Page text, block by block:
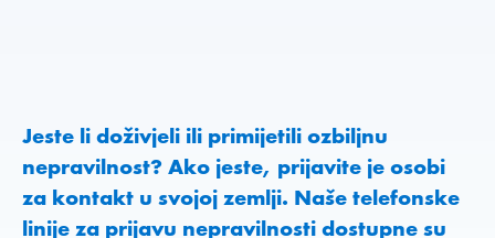
Jeste li doživjeli ili primijetili ozbiljnu
nepravilnost? Ako jeste, prijavite je osobi
za kontakt u svojoj zemlji. Naše telefonske
linije za prijavu nepravilnosti dostupne su